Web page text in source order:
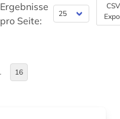
ausländisches kulturgut (1)
Ergebnisse
pro Seite:
16